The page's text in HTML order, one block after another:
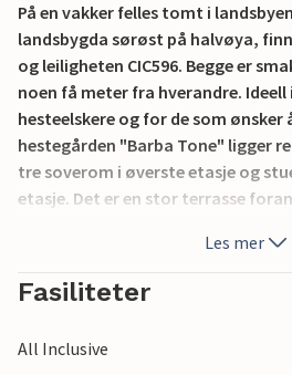
På en vakker felles tomt i
landsbygda sørøst på halvøya,
og leiligheten CIC596. Begge er
noen få meter fra hverandre.
hesteelskere og for de som ønsker
hestegården "Barba Tone" ligger
tre soverom i øverste etasje og
etasje. Det er en stor terrasse
'Adrenalin Park' i Glavani eller den
sjarmerende byene Rovinj, Fazana
Les mer
Fasiliteter
All Inclusive